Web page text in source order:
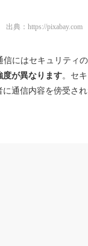
出典： https://pixabay.com
にはセキュリティの
度が異なります。セ
通信内容を傍受さ